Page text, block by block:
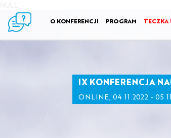
O KONFERENCJI
PROGRAM TECZKA
IX KONFERENCJA
ONLINE, 04.11.2022 -